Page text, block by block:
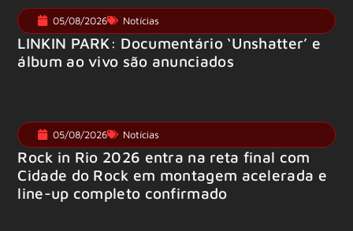
05/08/2026 Notícias
LINKIN PARK: Documentário ‘Unshatter’ e
álbum ao vivo são anunciados
05/08/2026 Notícias
Rock in Rio 2026 entra na reta final com
Cidade do Rock em montagem acelerada e
line-up completo confirmado